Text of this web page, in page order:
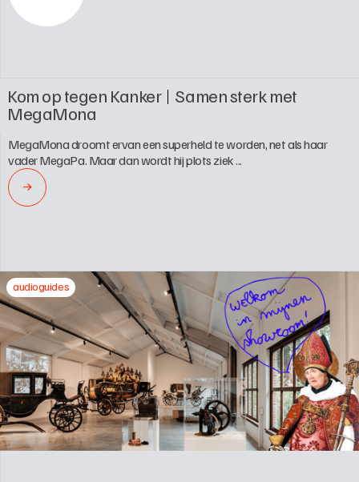
Kom op tegen Kanker Samen sterk met
MegaMona
MegaMona droomt ervan een superheld te worden, net als haar
vader MegaPa. Maar dan wordt hij plots ziek ...
→
audioguides